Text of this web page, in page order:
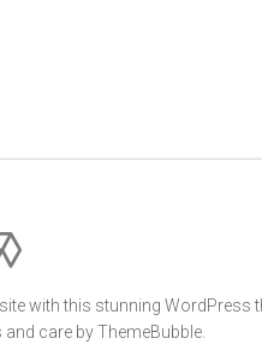
with this stunning WordPress
care by ThemeBubble.